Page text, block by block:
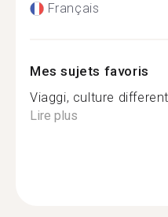
Français
Mes sujets favoris
Viaggi, culture
Lire plus